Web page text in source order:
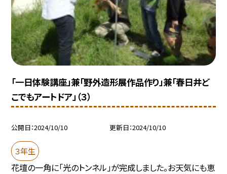
「一日体験講座」兼「野外造形展作品作り」兼「春日井ど
こでもアートドア」（３）
公開日 2024/10/10 更新日 2024/10/10
３年生
花壇の一角に「光のトンネル」が完成しました。お天気にも恵